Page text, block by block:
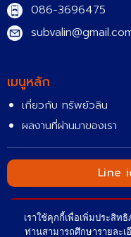
086-3696475
เมนูหลัก
เกี่ยวกับ ทรัพย์วลิน
ผลงานที่ผ่านมาของเรา
Line
Call
เราใช้คุกกี้เพื่อเพิ่มประสิท
ท่านสามารถศึกษารายละ